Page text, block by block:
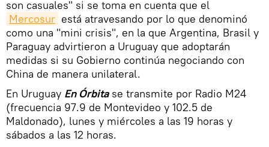
son casuales" si se toma en cuenta que el
Mercosur está atravesando por lo que denominó
como una "mini crisis", en la que Argentina, Brasil y
Paraguay advirtieron a Uruguay que adoptarán
medidas si su Gobierno continúa negociando con
China de manera unilateral.
En Uruguay En Órbitase transmite por Radio M24
(frecuencia 97.9 de Montevideo y 102.5 de
Maldonado), lunes y miércoles a las 19 horas y
sábados a las 12 horas.